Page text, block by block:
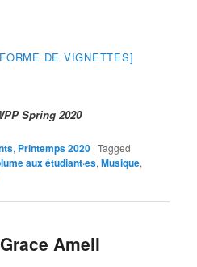
DE VIGNETTES]
Spring 2020
, Printemps 2020 |Tagged
aux étudiant·es,Musique,
Amell